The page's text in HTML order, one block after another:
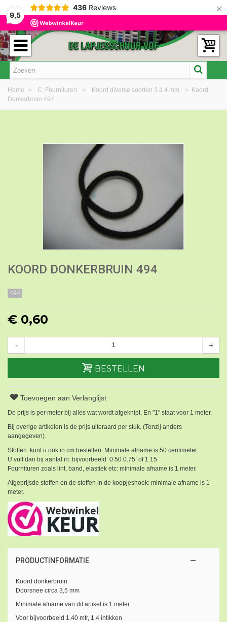
9,5
436 Reviews ×
Home > C: Fournituren > Koord diverse soorten 3 à 4 mm > Koord
Donkerbruin 494
KOORD DONKERBRUIN 494
494
€ 0,60
- +
BESTELLEN
Toevoegen aan Verlanglijst
De prijs is per meter bij alles wat wordt afgeknipt. En "1" staat voor 1 meter.
Bij overige artikelen is de prijs uiteraard per stuk. (Tenzij anders
aangegeven).
Stoffen kunt u ook in cm bestellen. Minimale afname is 50 centimeter.
U vult dan bij aantal in: bijvoorbeeld 0.50 0.75 of 1.15
Fournituren zoals lint, band, elastiek etc: minimale afname is 1 meter.
Afgeprijsde stoffen en de stoffen in de koopjeshoek: minimale afname is 1
meter.
PRODUCTINFORMATIE
Koord donkerbruin.
Doorsnee circa 3,5 mm
Minimale afname van dit artikel is 1 meter
Voor bijvoorbeeld 1.40 mtr, 1.4 intikken